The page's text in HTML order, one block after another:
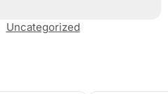
Uncategorized